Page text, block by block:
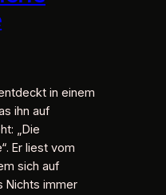
in einem
ihn auf
„Die
Er liest vom
sich auf
Nichts immer